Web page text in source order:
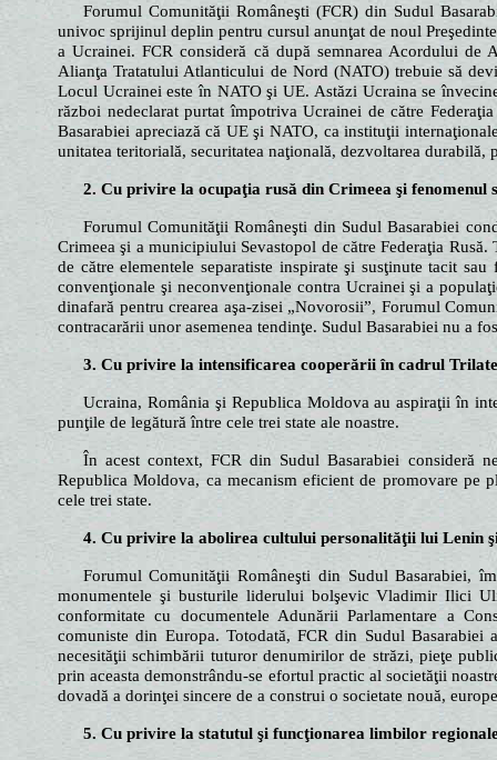
Forumul Comunităţii Româneşti (FCR) din Sudul
univoc sprijinul deplin pentru cursul anunţat de noul
a Ucrainei. FCR consideră că după semnarea Acordului
Alianţa Tratatului Atlanticului de Nord (NATO) trebuie să
Locul Ucrainei este în NATO şi UE. Astăzi Ucraina se
război nedeclarat purtat împotriva Ucrainei de către
Basarabiei apreciază că UE şi NATO, ca instituţii
unitatea teritorială, securitatea naţională, dezvoltarea
2. Cu privire la ocupaţia rusă din Crimeea şi fenomenul
Forumul Comunităţii Româneşti din Sudul Basarabiei
Crimeea şi a municipiului Sevastopol de către Federaţia
de către elementele separatiste inspirate şi susţinute tacit
convenţionale şi neconvenţionale contra Ucrainei şi a
dinafară pentru crearea aşa-zisei „Novorosii”, Forumul
contracarării unor asemenea tendinţe. Sudul Basarabiei nu a
3. Cu privire la intensificarea cooperării în cadrul
Ucraina, România şi Republica Moldova au aspiraţii în
punţile de legătură între cele trei state ale noastre.
În acest context, FCR din Sudul Basarabiei consideră
Republica Moldova, ca mecanism eficient de promovare
cele trei state.
4. Cu privire la abolirea cultului personalităţii lui Lenin
Forumul Comunităţii Româneşti din Sudul Basarabiei,
monumentele şi busturile liderului bolşevic Vladimir Ilici
conformitate cu documentele Adunării Parlamentare a
comuniste din Europa. Totodată, FCR din Sudul
necesităţii schimbării tuturor denumirilor de străzi, pieţe
prin aceasta demonstrându-se efortul practic al societăţii
dovadă a dorinţei sincere de a construi o societate nouă,
5. Cu privire la statutul şi funcţionarea limbilor